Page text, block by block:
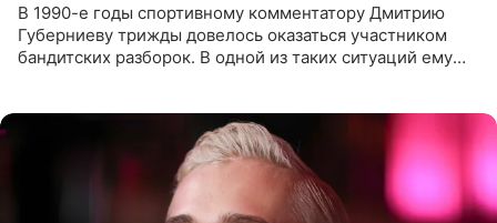
В 1990-е годы спортивному комментатору Дмитрию
Губерниеву трижды довелось оказаться участником
бандитских разборок. В одной из таких ситуаций ему